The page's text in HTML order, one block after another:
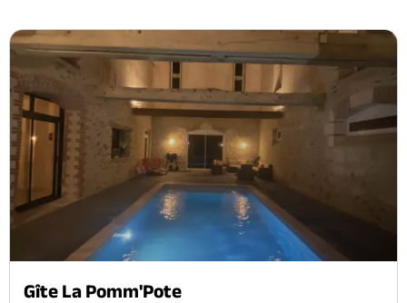
Gîte La Pomm'Pote